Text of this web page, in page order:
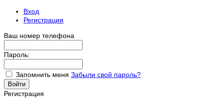
Вход
Регистрация
Ваш номер телефона
Пароль:
Запомнить меня Забыли свой пароль?
Регистрация